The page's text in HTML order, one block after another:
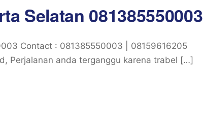
Selatan 081385550003
Contact : 081385550003 | 08159616205
Perjalanan anda terganggu karena trabel […]